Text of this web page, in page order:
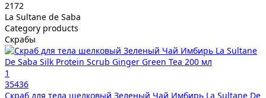
2172
La Sultane de Saba
Category products
Скрабы
1
35436
Скраб для тела шелковый Зеленый Чай Имбирь La Sultane De